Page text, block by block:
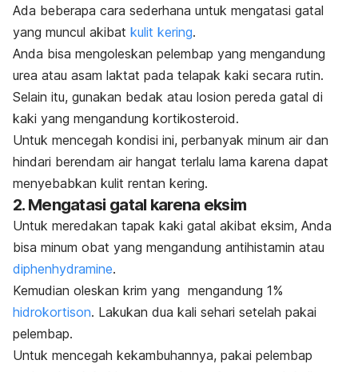
Ada beberapa cara sederhana untuk mengatasi gatal
yang muncul akibat kulit kering.
Anda bisa mengoleskan pelembap yang mengandung
urea atau asam laktat pada telapak kaki secara rutin.
Selain itu, gunakan bedak atau losion pereda gatal di
kaki yang mengandung kortikosteroid.
Untuk mencegah kondisi ini, perbanyak minum air dan
hindari berendam air hangat terlalu lama karena dapat
menyebabkan kulit rentan kering.
2. Mengatasi gatal karena eksim
Untuk meredakan tapak kaki gatal akibat eksim, Anda
bisa minum obat yang mengandung antihistamin atau
diphenhydramine.
Kemudian oleskan krim yang mengandung 1%
hidrokortison. Lakukan dua kali sehari setelah pakai
pelembap.
Untuk mencegah kekambuhannya, pakai pelembap